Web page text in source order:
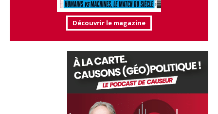
Découvrir le magazine